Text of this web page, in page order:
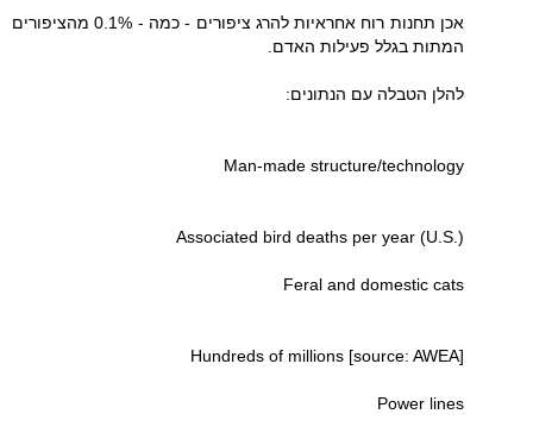
אכן תחנות רוח אחראיות להרג ציפורים - כמה - 0.1% מהציפורים
המתות בגלל פעילות האדם.
להלן הטבלה עם הנתונים:
Man-made structure/technology
Associated bird deaths per year (U.S.)
Feral and domestic cats
Hundreds of millions [source: AWEA]
Power lines